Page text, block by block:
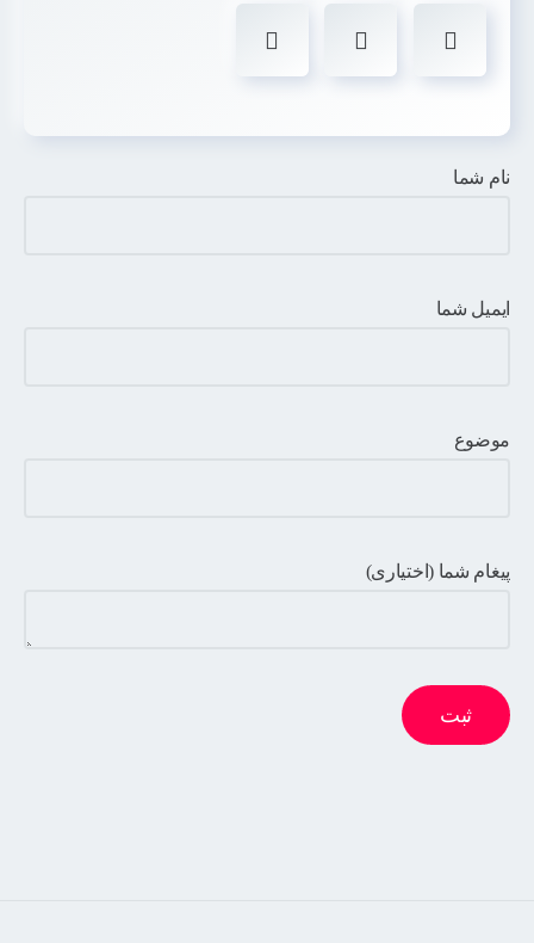
نام شما
ایمیل شما
موضوع
پیغام شما (اختیاری)